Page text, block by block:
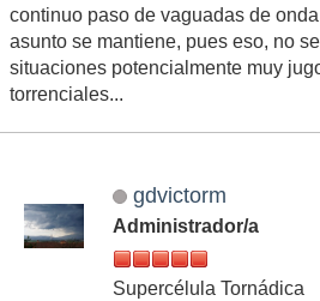
continuo paso de vaguadas de
asunto se mantiene, pues eso, no
situaciones potencialmente muy
torrenciales...
gdvictorm
Administrador/a
Supercélula Tornádica